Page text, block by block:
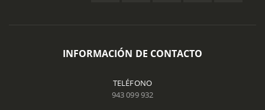
INFORMACIÓN DE CONTACTO
TELÉFONO
943 099 932